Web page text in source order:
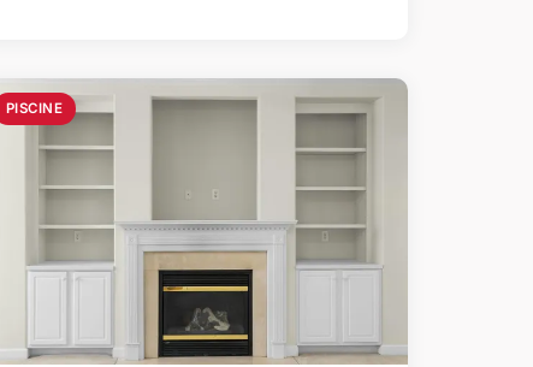
PISCINE